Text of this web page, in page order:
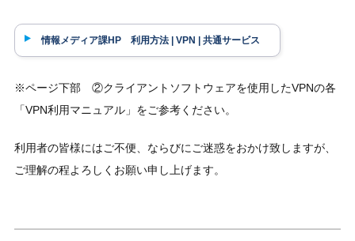
情報メディア課HP 利用方法 | VPN | 共通サービス
※ページ下部 ②クライアントソフトウェアを使用したVPNの各
「VPN利用マニュアル」をご参考ください。
利用者の皆様にはご不便、ならびにご迷惑をおかけ致しますが、
ご理解の程よろしくお願い申し上げます。